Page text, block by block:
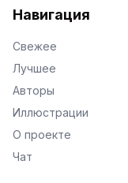
Навигация
Свежее
Лучшее
Авторы
Иллюстрации
О проекте
Чат